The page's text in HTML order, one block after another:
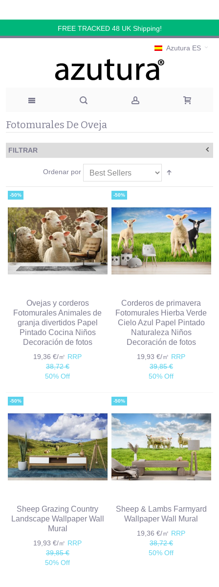
FREE TRACKED 48 UK Shipping!
Azutura ES
Fotomurales De Oveja
FILTRAR
Ordenar por
-50%
Ovejas y corderos
Fotomurales Animales de
granja divertidos Papel
Pintado Cocina Niños
Decoración de fotos
19,36 €/㎡ RRP
38,72 €
50% Off
-50%
Corderos de primavera
Fotomurales Hierba Verde
Cielo Azul Papel Pintado
Naturaleza Niños
Decoración de fotos
19,93 €/㎡ RRP
39,85 €
50% Off
-50%
Sheep Grazing Country
Landscape Wallpaper Wall
Mural
19,93 €/㎡ RRP
39,85 €
50% Off
-50%
Sheep & Lambs Farmyard
Wallpaper Wall Mural
19,36 €/㎡ RRP
38,72 €
50% Off